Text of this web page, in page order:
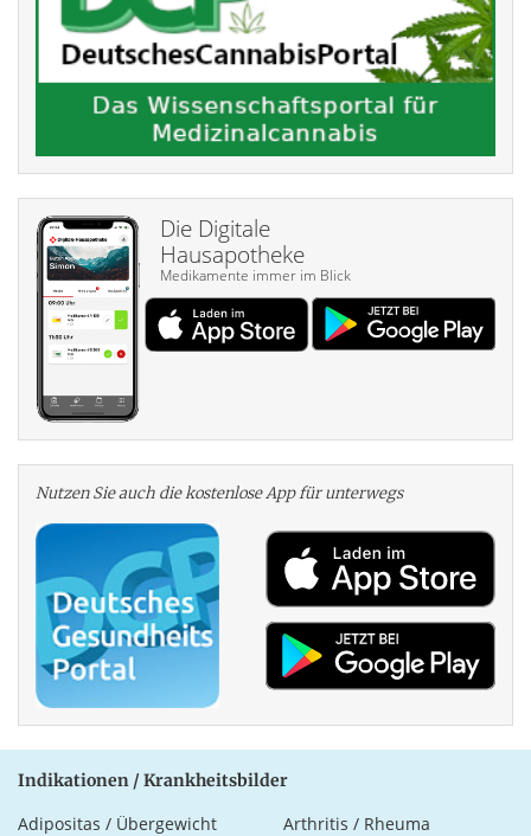
Die Digitale
Hausapotheke
Medikamente immer im Blick
Nutzen Sie auch die kosten­lose App für unterwegs
Indikationen / Krankheitsbilder
Adipositas / Übergewicht
Arthritis / Rheuma